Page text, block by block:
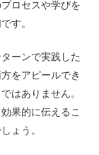
ロセスや学びを
す。
ーンで実践した
をアピールでき
はありません。
果的に伝えるこ
ょう。